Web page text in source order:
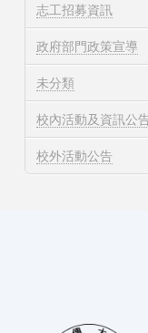
志工招募資訊
政府部門政策宣導
未分類
校內活動及資訊公
校外活動公告